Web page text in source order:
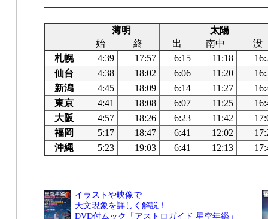
薄明
太陽
始
終 出 南中
没
札幌
4:39 17:57 6:15 11:18
仙台
4:38 18:02 6:06 11:20
新潟
4:45 18:09 6:14 11:27
東京
4:41 18:08 6:07 11:25
大阪
4:57 18:26 6:23 11:42
福岡
5:17 18:47 6:41 12:02
沖縄
5:23 19:03 6:41 12:13
イラストや映像で
天文現象を詳しく解説！
DVD付ムック「アストロガイド 星空年鑑」